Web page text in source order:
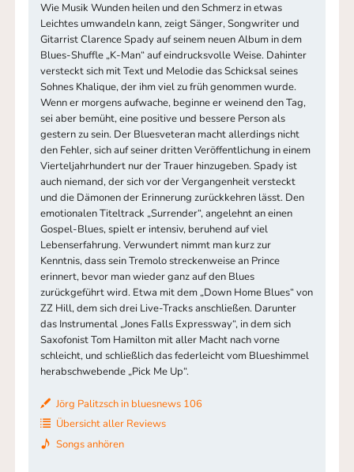
Wie Musik Wunden heilen und den Schmerz in etwas
Leichtes umwandeln kann, zeigt Sänger, Songwriter und
Gitarrist Clarence Spady auf seinem neuen Album in dem
Blues-Shuffle „K-Man“ auf eindrucksvolle Weise. Dahinter
versteckt sich mit Text und Melodie das Schicksal seines
Sohnes Khalique, der ihm viel zu früh genommen wurde.
Wenn er morgens aufwache, beginne er weinend den Tag,
sei aber bemüht, eine positive und bessere Person als
gestern zu sein. Der Bluesveteran macht allerdings nicht
den Fehler, sich auf seiner dritten Veröffentlichung in einem
Vierteljahrhundert nur der Trauer hinzugeben. Spady ist
auch niemand, der sich vor der Vergangenheit versteckt
und die Dämonen der Erinnerung zurückkehren lässt. Den
emotionalen Titeltrack „Surrender“, angelehnt an einen
Gospel-Blues, spielt er intensiv, beruhend auf viel
Lebenserfahrung. Verwundert nimmt man kurz zur
Kenntnis, dass sein Tremolo streckenweise an Prince
erinnert, bevor man wieder ganz auf den Blues
zurückgeführt wird. Etwa mit dem „Down Home Blues“ von
ZZ Hill, dem sich drei Live-Tracks anschließen. Darunter
das Instrumental „Jones Falls Expressway“, in dem sich
Saxofonist Tom Hamilton mit aller Macht nach vorne
schleicht, und schließlich das federleicht vom Blueshimmel
herabschwebende „Pick Me Up“.
Jörg Palitzsch in bluesnews 106
Übersicht aller Reviews
Songs anhören